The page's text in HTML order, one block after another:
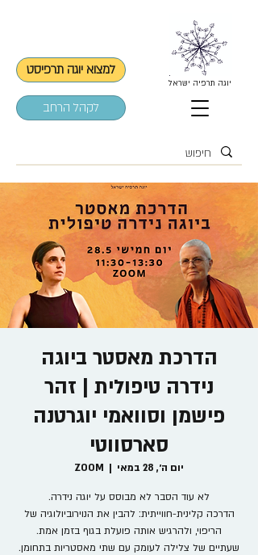
למצוא יוגה תרפיסט
לקהל הרחב
יוגה תרפיה ישראל
הדרכת מאסטר ביוגה
נידרה טיפולית | זהר
פישמן וסוואמי יוגרטנה
סארסווטי
יום ה׳, 28 במאי
  |
ZOOM
הדרכה קלינית-חווייתית: להבין את הנוירוביולוגיה של
שעתיים של צלילה לעומק עם שתי מאסטריות בתחומן.